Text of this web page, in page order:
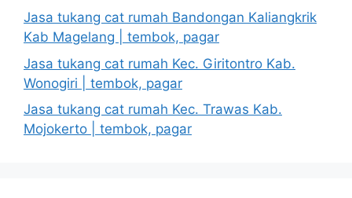
Jasa tukang cat rumah Bandongan Kaliangkrik
Kab Magelang | tembok, pagar
Jasa tukang cat rumah Kec. Giritontro Kab.
Wonogiri | tembok, pagar
Jasa tukang cat rumah Kec. Trawas Kab.
Mojokerto | tembok, pagar